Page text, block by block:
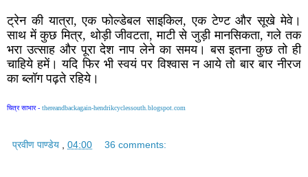
ट्रेन की यात्रा, एक फोल्डेबल साइकिल, एक टेण्ट और सूखे मेवे।
साथ में कुछ मित्र, थोड़ी जीवटता, माटी से जुड़ी मानसिकता, गले तक
भरा उत्साह और पूरा देश नाप लेने का समय। बस इतना कुछ तो ही
चाहिये हमें। यदि फिर भी स्वयं पर विश्वास न आये तो बार बार नीरज
का ब्लॉग पढ़ते रहिये।
चित्र साभार - thereandbackagain-hendrikcyclessouth.blogspot.com
प्रवीण पाण्डेय , 04:00 36 comments: